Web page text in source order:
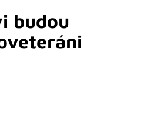
budou